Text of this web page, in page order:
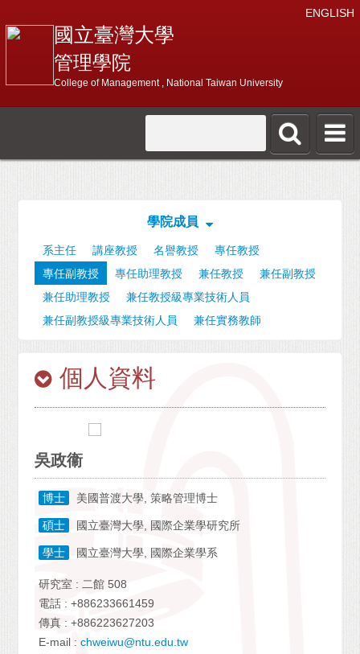
ENGLISH
國立臺灣大學
管理學院
College of Management , National Taiwan University
學院成員
系主任 講座教授 名譽教授
專任教授
專任副教授
專任助理教授 兼任教授
兼任副教授
兼任助理教授
兼任教授級專業技術人員
兼任副教授級專業技術人員
兼任實務教師
個人資料
吳政衞
博士 美國普渡大學, 策略管理博士
碩士 國立臺灣大學, 國際企業學研究所
學士 國立臺灣大學, 國際企業學系
研究室 : 二館 508
電話 : +886233661459
傳真 : +886223627203
E-mail :chweiwu@ntu.edu.tw